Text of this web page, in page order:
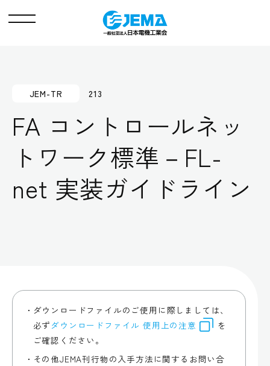
メ
JEM-TR 213
FA コントロールネッ
トワーク標準－FL-
net 実装ガイドライン
ダウンロードファイルのご使用に際しましては、
必ず ダウンロードファイル 使用上の注意
を
ご確認ください。
その他JEMA刊行物の入手方法に関するお問い合